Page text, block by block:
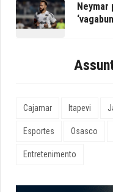
Cajamar Itapevi
Esportes Osasco
Entretenimento